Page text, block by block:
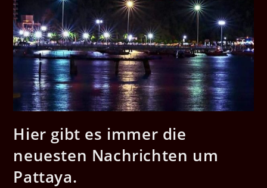
Hier gibt es immer die
neuesten Nachrichten um
Pattaya.